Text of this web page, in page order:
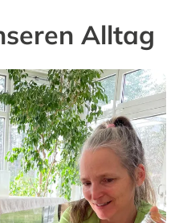
Alltag